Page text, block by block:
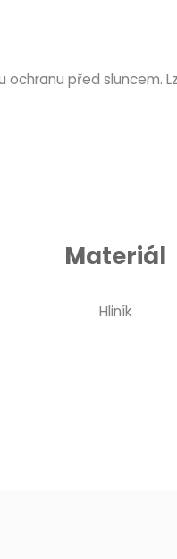
před sluncem.
Materiál
Hliník